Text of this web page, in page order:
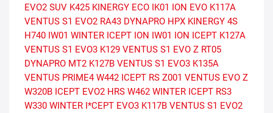
EVO2 SUV K425 KINERGY ECO IK01 ION EVO K117A
VENTUS S1 EVO2 RA43 DYNAPRO HPX KINERGY 4S
H740 IW01 WINTER ICEPT ION IW01 ION ICEPT K127A
VENTUS S1 EVO3 K129 VENTUS S1 EVO Z RT05
DYNAPRO MT2 K127B VENTUS S1 EVO3 K135A
VENTUS PRIME4 W442 ICEPT RS Z001 VENTUS EVO Z
W320B ICEPT EVO2 HRS W462 WINTER ICEPT RS3
W330 WINTER I*CEPT EVO3 K117B VENTUS S1 EVO2